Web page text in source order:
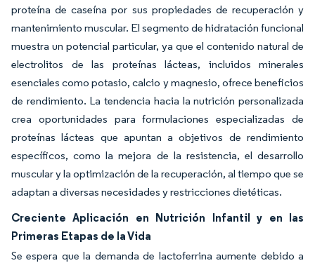
proteína de caseína por sus propiedades de recuperación y
mantenimiento muscular. El segmento de hidratación funcional
muestra un potencial particular, ya que el contenido natural de
electrolitos de las proteínas lácteas, incluidos minerales
esenciales como potasio, calcio y magnesio, ofrece beneficios
de rendimiento. La tendencia hacia la nutrición personalizada
crea oportunidades para formulaciones especializadas de
proteínas lácteas que apuntan a objetivos de rendimiento
específicos, como la mejora de la resistencia, el desarrollo
muscular y la optimización de la recuperación, al tiempo que se
adaptan a diversas necesidades y restricciones dietéticas.
Creciente Aplicación en Nutrición Infantil y en las
Primeras Etapas de la Vida
Se espera que la demanda de lactoferrina aumente debido a